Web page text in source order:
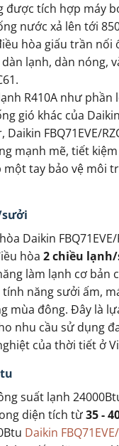
được tích hợp máy
nước xả lên tới
hòa giấu trần nối
lạnh, dàn nóng,
R410A như phần
gió khác của
FBQ71EVE/
mạnh mẽ, tiết
một tay bảo vệ môi
sưởi
Daikin FBQ71EVE/
hòa 2 chiều
làm lạnh cơ bản
năng sưởi ấm,
mùa đông. Đây là
nhu cầu sử dụng
của thời tiết ở
suất lạnh
diện tích từ35 -
Daikin